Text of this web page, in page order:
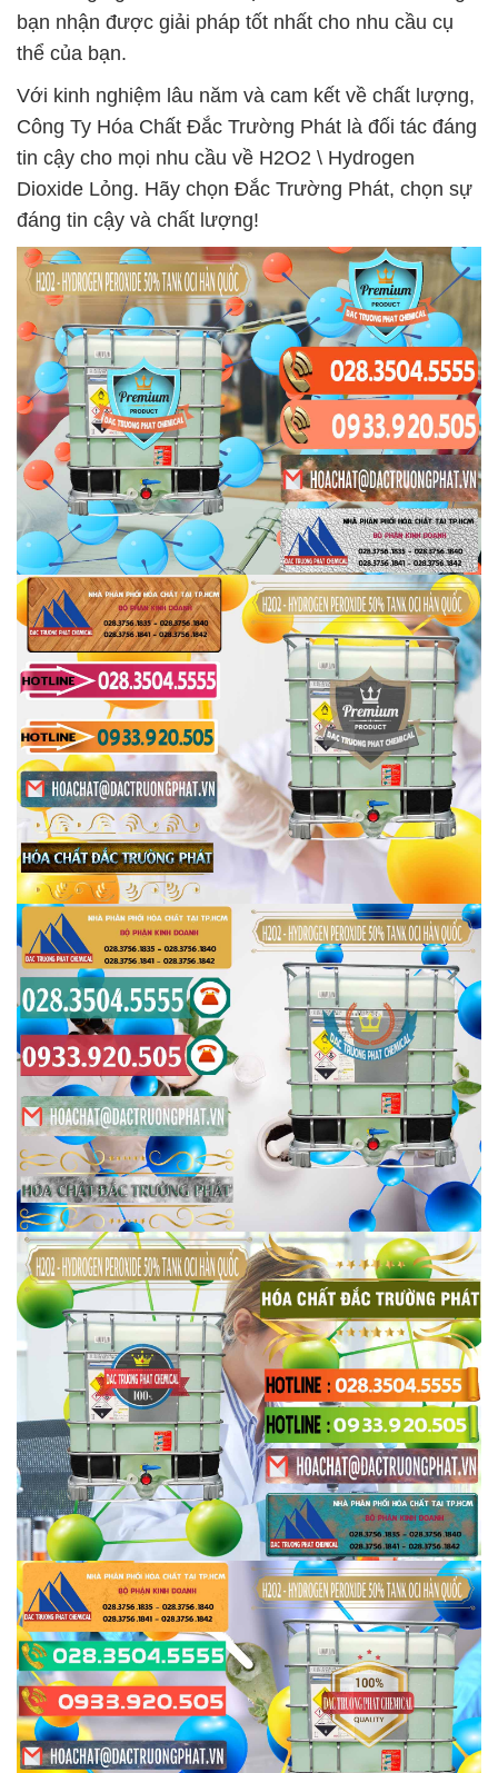
bạn nhận được giải pháp tốt nhất cho nhu cầu cụ
thể của bạn.
Với kinh nghiệm lâu năm và cam kết về chất lượng,
Công Ty Hóa Chất Đắc Trường Phát là đối tác đáng
tin cậy cho mọi nhu cầu về H2O2 \ Hydrogen
Dioxide Lỏng. Hãy chọn Đắc Trường Phát, chọn sự
đáng tin cậy và chất lượng!